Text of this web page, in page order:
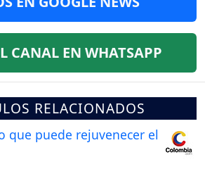
CANAL EN WHATSAPP
RELACIONADOS